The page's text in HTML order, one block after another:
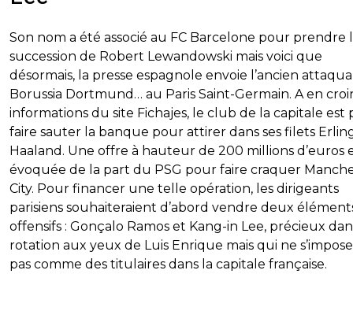
Son nom a été associé au FC Barcelone pour prendre
succession de Robert Lewandowski mais voici que
désormais, la presse espagnole envoie l’ancien
Borussia Dortmund… au Paris Saint-Germain. A en
informations du site Fichajes, le club de la capitale est
faire sauter la banque pour attirer dans ses filets
Haaland. Une offre à hauteur de 200 millions d’euros
évoquée de la part du PSG pour faire craquer
City. Pour financer une telle opération, les dirigeants
parisiens souhaiteraient d’abord vendre deux
offensifs : Gonçalo Ramos et Kang-in Lee, précieux
rotation aux yeux de Luis Enrique mais qui ne
pas comme des titulaires dans la capitale française.